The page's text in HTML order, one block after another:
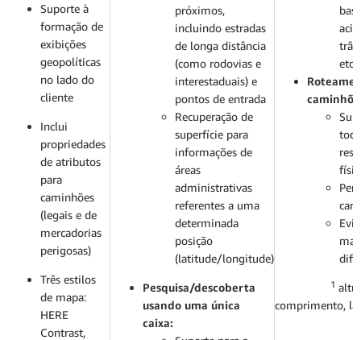
Suporte à
formação de
exibições
geopolíticas
no lado do
cliente
Inclui
propriedades
de atributos
para
caminhões
(legais e de
mercadorias
perigosas)
Três estilos
de mapa:
HERE
Contrast,
próximos,
incluindo estradas
de longa distância
(como rodovias e
interestaduais) e
pontos de entrada
Recuperação de
superfície para
informações de
áreas
administrativas
referentes a uma
determinada
posição
(latitude/longitude)
Pesquisa/descoberta
usando uma única
caixa:
etc.
1
comprimento,